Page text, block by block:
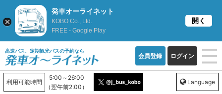
高速バス、定期観光バスの予約なら
会員登録 ログイン
利用可能時間
5:00～26:00
（翌午前2:00）
Language
発車オーライネット
KOBO Co., Ltd.
FREE - Google Play
開く